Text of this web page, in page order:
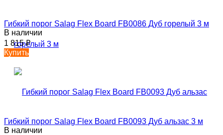
Гибкий порог Salag Flex Board FB0086 Дуб горелый 3 м
В наличии
1 815₽
Купить
Гибкий порог Salag Flex Board FB0093 Дуб альзас 3 м
В наличии